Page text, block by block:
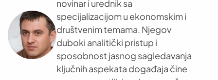
novinar i urednik sa
specijalizacijom u ekonomskim i
društvenim temama. Njegov
duboki analitički pristup i
sposobnost jasnog sagledavanja
ključnih aspekata događaja čine